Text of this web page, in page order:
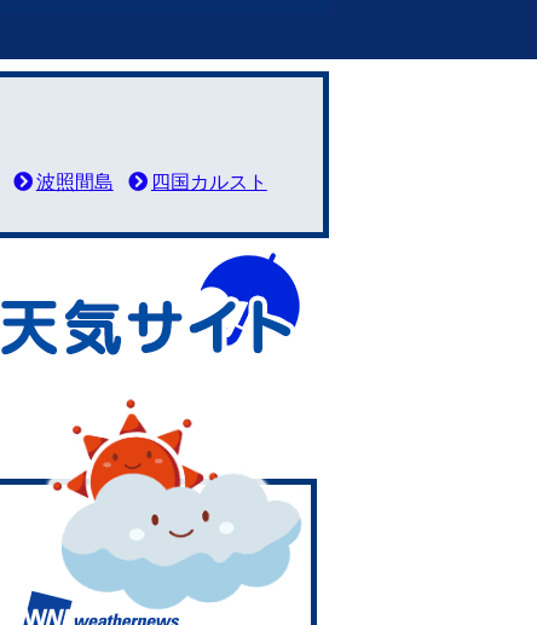
波照間島 四国カルスト